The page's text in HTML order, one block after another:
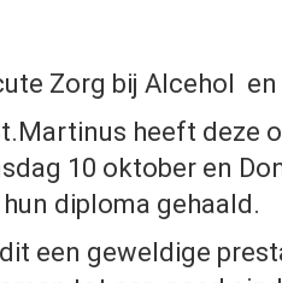
Zorg bij Alcehol en
heeft deze
10 oktober en
diploma gehaald.
een geweldige